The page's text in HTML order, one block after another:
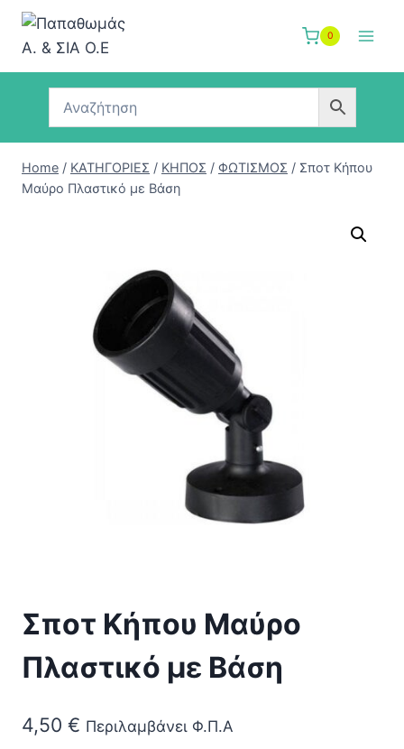
Skip
content
0
Home / ΚΑΤΗΓΟΡΙΕΣ / ΚΗΠΟΣ / ΦΩΤΙΣΜΟΣ / Σποτ Κήπου
Μαύρο Πλαστικό με Βάση
Σποτ Κήπου Μαύρο
Πλαστικό με Βάση
4,50 € Περιλαμβάνει Φ.Π.Α